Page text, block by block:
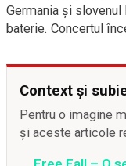
Germania şi
baterie. Concertul
Context și
Pentru o imagine
și aceste articole